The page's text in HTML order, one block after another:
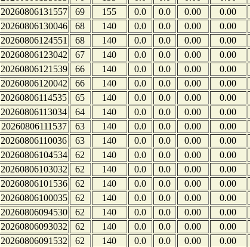
20260806131557
69 155 0.0 0.0 0.00 0.00
20260806130046
68 140 0.0 0.0 0.00 0.00
20260806124551
68 140 0.0 0.0 0.00 0.00
20260806123042
67 140 0.0 0.0 0.00 0.00
20260806121539
66 140 0.0 0.0 0.00 0.00
20260806120042
66 140 0.0 0.0 0.00 0.00
20260806114535
65 140 0.0 0.0 0.00 0.00
20260806113034
64 140 0.0 0.0 0.00 0.00
20260806111537
63 140 0.0 0.0 0.00 0.00
20260806110036
63 140 0.0 0.0 0.00 0.00
20260806104534
62 140 0.0 0.0 0.00 0.00
20260806103032
62 140 0.0 0.0 0.00 0.00
20260806101536
62 140 0.0 0.0 0.00 0.00
20260806100035
62 140 0.0 0.0 0.00 0.00
20260806094530
62 140 0.0 0.0 0.00 0.00
20260806093032
62 140 0.0 0.0 0.00 0.00
20260806091532
62 140 0.0 0.0 0.00 0.00